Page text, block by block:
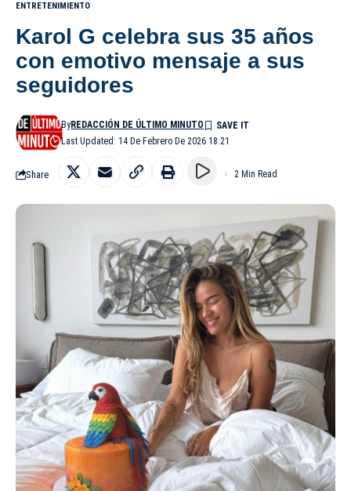
ENTRETENIMIENTO
Karol G celebra sus 35 años
con emotivo mensaje a sus
seguidores
Last Updated: 14 De Febrero De 2026 18:21
ByREDACCIÓN DE ÚLTIMO MINUTO
Share 2 Min Read